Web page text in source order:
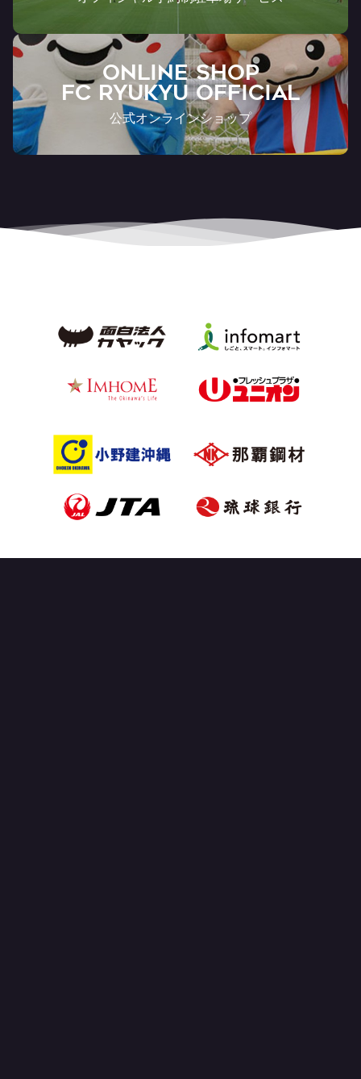
ONLINE SHOP
FC RYUKYU OFFICIAL
公式オンラインショップ